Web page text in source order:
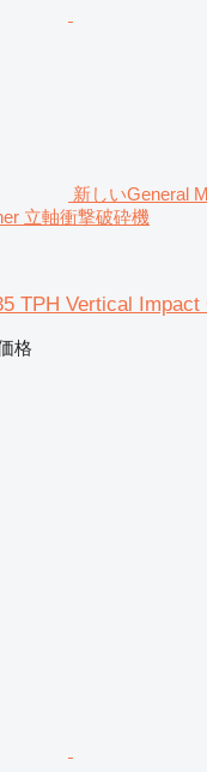
新しいGeneral
立軸衝撃破砕機
TPH Vertical Impact
格